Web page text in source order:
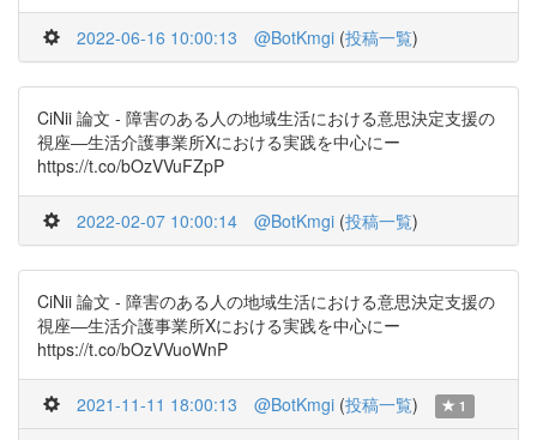
2022-06-16 10:00:13 @BotKmgi (投稿一覧)
CiNii 論文 - 障害のある人の地域生活における意思決定支援の
視座―生活介護事業所Xにおける実践を中心にー
https://t.co/bOzVVuFZpP
2022-02-07 10:00:14 @BotKmgi (投稿一覧)
CiNii 論文 - 障害のある人の地域生活における意思決定支援の
視座―生活介護事業所Xにおける実践を中心にー
https://t.co/bOzVVuoWnP
2021-11-11 18:00:13 @BotKmgi (投稿一覧) 1